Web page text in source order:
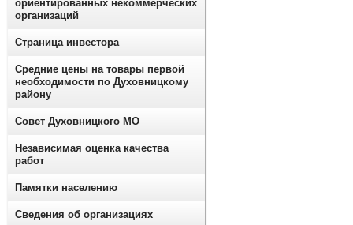
ориентированных некоммерческих
организаций
Страница инвестора
Средние цены на товары первой
необходимости по Духовницкому
району
Совет Духовницкого МО
Независимая оценка качества
работ
Памятки населению
Сведения об организациях